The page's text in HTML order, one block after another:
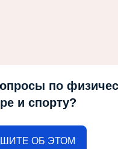
по
и спорту?
ОБ ЭТОМ